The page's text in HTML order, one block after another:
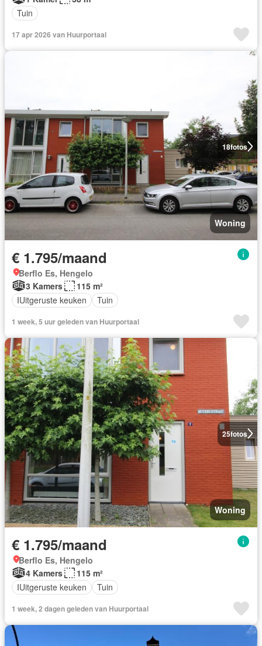
Tuin
17 apr 2026 van Huurportaal
18fotos
Woning
€ 1.795/maand
Berflo Es, Hengelo
3 Kamers
115 m²
IUitgeruste keuken
Tuin
1 week, 5 uur geleden van Huurportaal
25fotos
Woning
€ 1.795/maand
Berflo Es, Hengelo
4 Kamers
115 m²
IUitgeruste keuken
Tuin
1 week, 2 dagen geleden van Huurportaal